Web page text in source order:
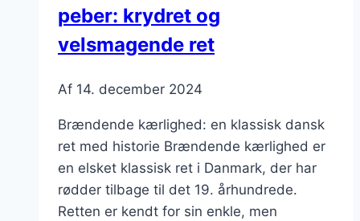
peber: krydret og
velsmagende ret
Af 14. december 2024
Brændende kærlighed: en klassisk dansk
ret med historie Brændende kærlighed er
en elsket klassisk ret i Danmark, der har
rødder tilbage til det 19. århundrede.
Retten er kendt for sin enkle, men